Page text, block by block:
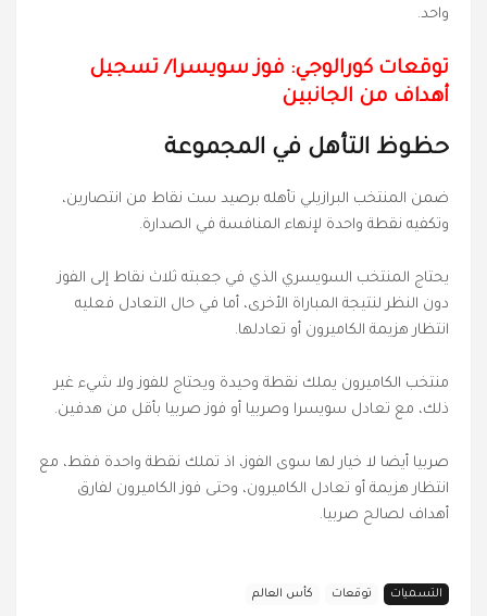
واحد.
توقعات كورالوجي: فوز سويسرا/ تسجيل
أهداف من الجانبين
حظوظ التأهل في المجموعة
ضمن المنتخب البرازيلي تأهله برصيد ست نقاط من انتصارين،
وتكفيه نقطة واحدة لإنهاء المنافسة في الصدارة.
يحتاج المنتخب السويسري الذي في جعبته ثلاث نقاط إلى الفوز
دون النظر لنتيجة المباراة الأخرى، أما في حال التعادل فعليه
انتظار هزيمة الكاميرون أو تعادلها.
منتخب الكاميرون يملك نقطة وحيدة ويحتاج للفوز ولا شيء غير
ذلك، مع تعادل سويسرا وصربيا أو فوز صربيا بأقل من هدفين.
صربيا أيضا لا خيار لها سوى الفوز، اذ تملك نقطة واحدة فقط، مع
انتظار هزيمة أو تعادل الكاميرون، وحتى فوز الكاميرون لفارق
أهداف لصالح صربيا.
التسميات توقعات كأس العالم